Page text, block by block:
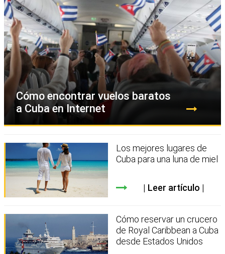
Cómo encontrar vuelos baratos
a Cuba en Internet
Los mejores lugares de
Cuba para una luna de miel
Leer artículo
Cómo reservar un crucero
de Royal Caribbean a Cuba
desde Estados Unidos